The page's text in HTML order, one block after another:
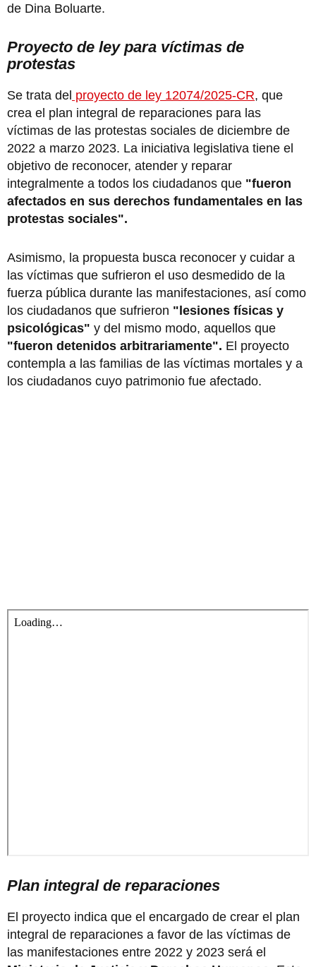
de Dina Boluarte.
Proyecto de ley para víctimas de
protestas
Se trata del proyecto de ley 12074/2025-CR, que
crea el plan integral de reparaciones para las
víctimas de las protestas sociales de diciembre de
2022 a marzo 2023. La iniciativa legislativa tiene el
objetivo de reconocer, atender y reparar
integralmente a todos los ciudadanos que "fueron
afectados en sus derechos fundamentales en las
protestas sociales".
Asimismo, la propuesta busca reconocer y cuidar a
las víctimas que sufrieron el uso desmedido de la
fuerza pública durante las manifestaciones, así como
los ciudadanos que sufrieron "lesiones físicas y
psicológicas" y del mismo modo, aquellos que
"fueron detenidos arbitrariamente". El proyecto
contempla a las familias de las víctimas mortales y a
los ciudadanos cuyo patrimonio fue afectado.
Plan integral de reparaciones
El proyecto indica que el encargado de crear el plan
integral de reparaciones a favor de las víctimas de
las manifestaciones entre 2022 y 2023 será el